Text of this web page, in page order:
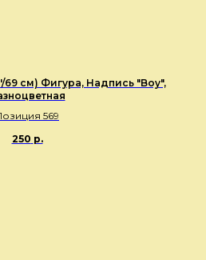
см) Фигура, Надпись "Boy",
569
250 р.